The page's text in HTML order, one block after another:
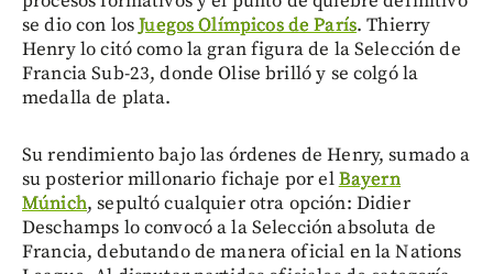
se dio con losJuegos Olímpicos de París. Thierry
Henry lo citó como la gran figura de la Selección de
Francia Sub-23, donde Olise brilló y se colgó la
medalla de plata.
Su rendimiento bajo las órdenes de Henry, sumado a
su posterior millonario fichaje por elBayern
Múnich, sepultó cualquier otra opción: Didier
Deschamps lo convocó a la Selección absoluta de
Francia, debutando de manera oficial en la Nations